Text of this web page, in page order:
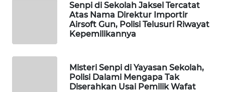
Senpi di Sekolah Jaksel Tercatat
Atas Nama Direktur Importir
Airsoft Gun, Polisi Telusuri Riwayat
Kepemilikannya
Misteri Senpi di Yayasan Sekolah,
Polisi Dalami Mengapa Tak
Diserahkan Usai Pemilik Wafat
HEALTH